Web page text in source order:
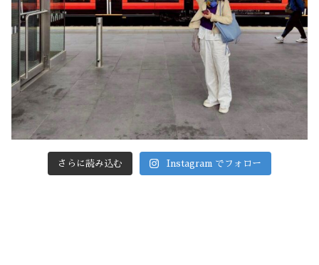
さらに読み込む Instagram でフォロー